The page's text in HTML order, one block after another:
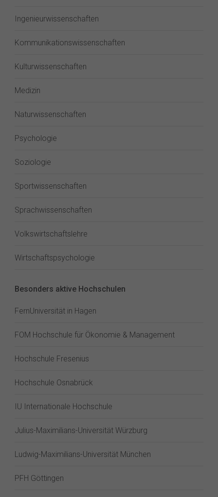
Ingenieurwissenschaften
Kommunikationswissenschaften
Kulturwissenschaften
Medizin
Naturwissenschaften
Psychologie
Soziologie
Sportwissenschaften
Sprachwissenschaften
Volkswirtschaftslehre
Wirtschaftspsychologie
Besonders aktive Hochschulen
FernUniversität in Hagen
FOM Hochschule für Ökonomie & Management
Hochschule Fresenius
Hochschule Osnabrück
IU Internationale Hochschule
Julius-Maximilians-Universität Würzburg
Ludwig-Maximilians-Universität München
PFH Göttingen